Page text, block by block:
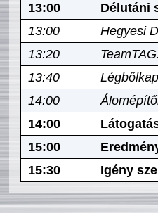
13:00
Délutáni
13:00
Hegyesi
13:20
13:40
14:00
14:00
15:00
15:30
Igény